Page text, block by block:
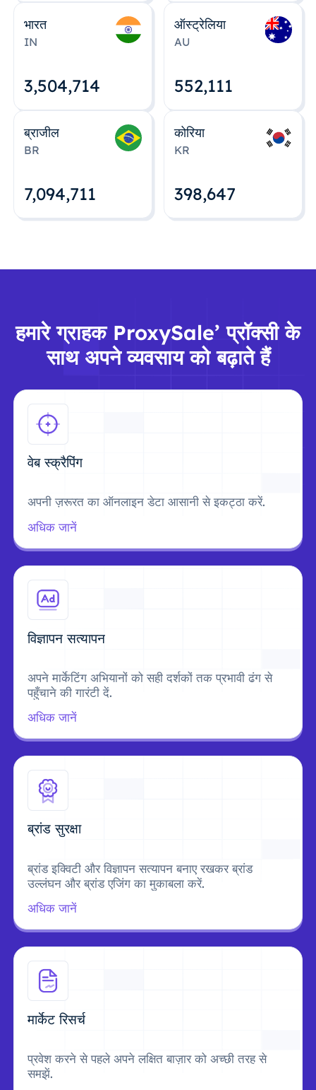
भारत
IN
3,504,715
ऑस्ट्रेलिया
AU
552,112
ब्राजील
BR
7,094,712
कोरिया
KR
398,648
हमारे ग्राहक ProxySale’ प्रॉक्सी के
साथ अपने व्यवसाय को बढ़ाते हैं
वेब स्क्रैपिंग
अपनी ज़रूरत का ऑनलाइन डेटा आसानी से इकट्ठा करें.
अधिक जानें
विज्ञापन सत्यापन
अपने मार्केटिंग अभियानों को सही दर्शकों तक प्रभावी ढंग से
पहुँचाने की गारंटी दें.
अधिक जानें
ब्रांड सुरक्षा
ब्रांड इक्विटी और विज्ञापन सत्यापन बनाए रखकर ब्रांड
उल्लंघन और ब्रांड एजिंग का मुकाबला करें.
अधिक जानें
मार्केट रिसर्च
प्रवेश करने से पहले अपने लक्षित बाज़ार को अच्छी तरह से
समझें.